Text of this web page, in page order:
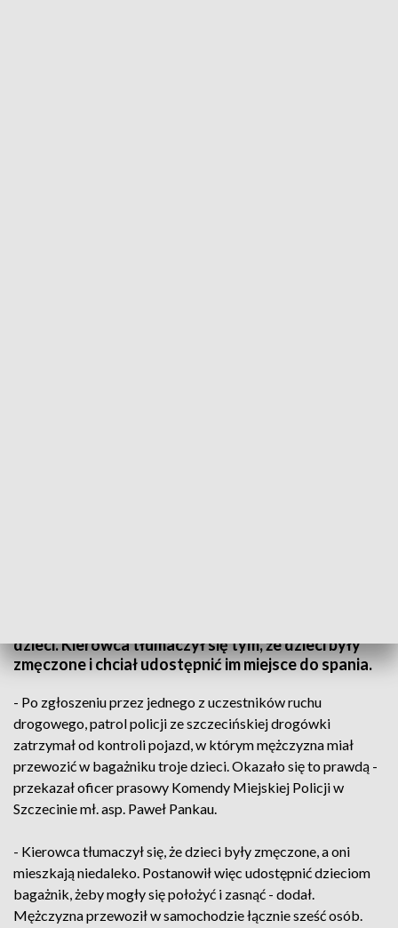
dzieci. Kierowca tłumaczył się tym, że dzieci były
zmęczone i chciał udostępnić im miejsce do spania.
- Po zgłoszeniu przez jednego z uczestników ruchu
drogowego, patrol policji ze szczecińskiej drogówki
zatrzymał od kontroli pojazd, w którym mężczyzna miał
przewozić w bagażniku troje dzieci. Okazało się to prawdą -
przekazał oficer prasowy Komendy Miejskiej Policji w
Szczecinie mł. asp. Paweł Pankau.
- Kierowca tłumaczył się, że dzieci były zmęczone, a oni
mieszkają niedaleko. Postanowił więc udostępnić dzieciom
bagażnik, żeby mogły się położyć i zasnąć - dodał.
Mężczyzna przewoził w samochodzie łącznie sześć osób.